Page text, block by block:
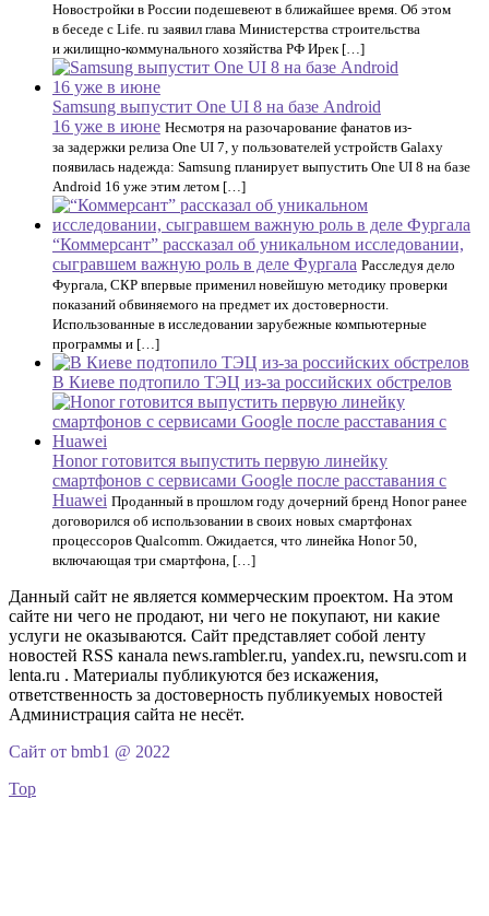
Новостройки в России подешевеют в ближайшее время. Об этом
в беседе с Life. ru заявил глава Министерства строительства
и жилищно-коммунального хозяйства РФ Ирек […]
Samsung выпустит One UI 8 на базе Android
16 уже в июне Несмотря на разочарование фанатов из-
за задержки релиза One UI 7, у пользователей устройств Galaxy
появилась надежда: Samsung планирует выпустить One UI 8 на базе
Android 16 уже этим летом […]
“Коммерсант” рассказал об уникальном исследовании,
сыгравшем важную роль в деле Фургала Расследуя дело
Фургала, СКР впервые применил новейшую методику проверки
показаний обвиняемого на предмет их достоверности.
Использованные в исследовании зарубежные компьютерные
программы и […]
В Киеве подтопило ТЭЦ из-за российских обстрелов
Honor готовится выпустить первую линейку
смартфонов с сервисами Google после расставания с
Huawei Проданный в прошлом году дочерний бренд Honor ранее
договорился об использовании в своих новых смартфонах
процессоров Qualcomm. Ожидается, что линейка Honor 50,
включающая три смартфона, […]
Данный сайт не является коммерческим проектом. На этом
сайте ни чего не продают, ни чего не покупают, ни какие
услуги не оказываются. Сайт представляет собой ленту
новостей RSS канала news.rambler.ru, yandex.ru, newsru.com и
lenta.ru . Материалы публикуются без искажения,
ответственность за достоверность публикуемых новостей
Администрация сайта не несёт.
Сайт от bmb1 @ 2022
Top